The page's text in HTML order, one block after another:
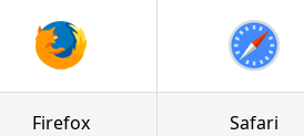
Firefox Safari